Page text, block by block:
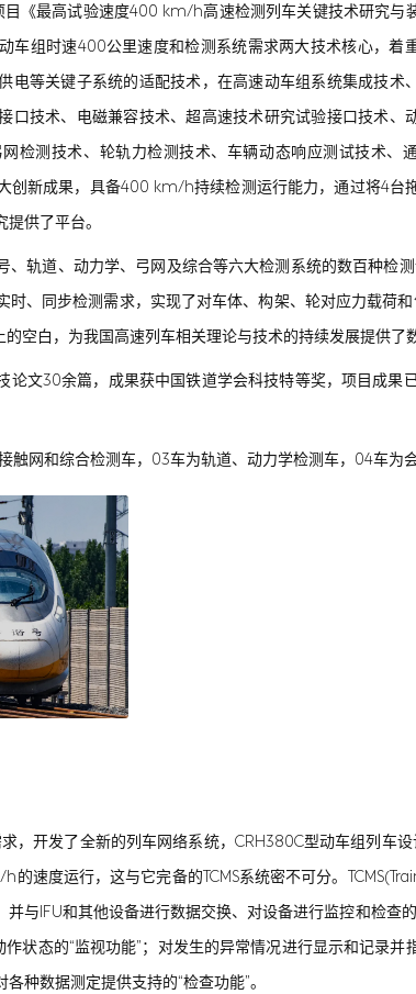
目《最高试验速度400 km/h高速检测列车关键技术研究与
车组时速400公里速度和检测系统需求两大技术核心，着
电等关键子系统的适配技术，在高速动车组系统集成技术
口技术、电磁兼容技术、超高速技术研究试验接口技术、
检测技术、轮轨力检测技术、车辆动态响应测试技术、
创新成果，具备400 km/h持续检测运行能力，通过将4
供了平台。
、轨道、动力学、弓网及综合等六大检测系统的数百种检
时、同步检测需求，实现了对车体、构架、轮对应力载荷
空白，为我国高速列车相关理论与技术的持续发展提供了
论文30余篇，成果获中国铁道学会科技特等奖，项目成
触网和综合检测车，03车为轨道、动力学检测车，04车为
，开发了全新的列车网络系统，CRH380C型动车组列车
的速度运行，这与它完备的TCMS系统密不可分。
与IFU和其他设备进行数据交换、对设备进行监控和检
状态的“监视功能”；对发生的异常情况进行显示和记录并
种数据测定提供支持的“检查功能”。